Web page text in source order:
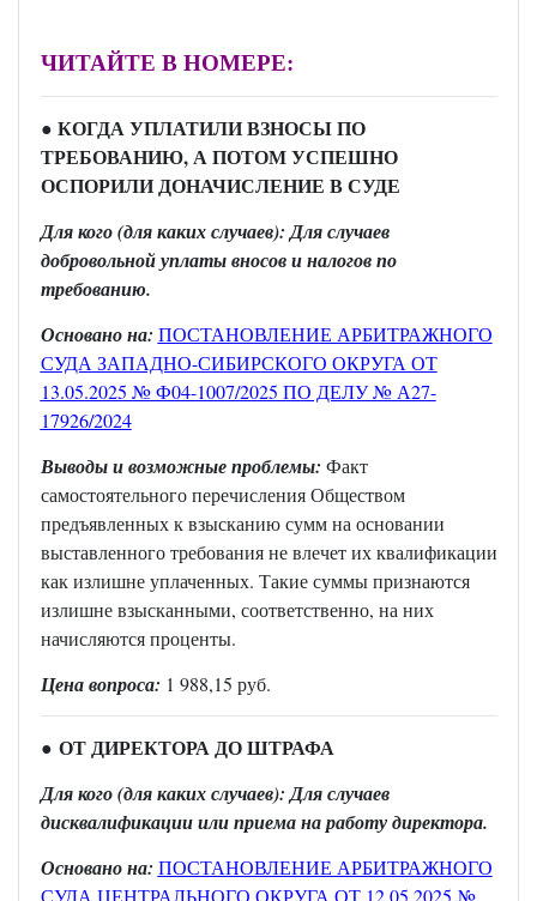
ЧИТАЙТЕ В НОМЕРЕ:
● КОГДА УПЛАТИЛИ ВЗНОСЫ ПО
ТРЕБОВАНИЮ, А ПОТОМ УСПЕШНО
ОСПОРИЛИ ДОНАЧИСЛЕНИЕ В СУДЕ
Для кого (для каких случаев): Для случаев
добровольной уплаты вносов и налогов по
требованию.
Основано на: ПОСТАНОВЛЕНИЕ АРБИТРАЖНОГО
СУДА ЗАПАДНО-СИБИРСКОГО ОКРУГА ОТ
13.05.2025 № Ф04-1007/2025 ПО ДЕЛУ № А27-
17926/2024
Выводы и возможные проблемы: Факт
самостоятельного перечисления Обществом
предъявленных к взысканию сумм на основании
выставленного требования не влечет их квалификации
как излишне уплаченных. Такие суммы признаются
излишне взысканными, соответственно, на них
начисляются проценты.
Цена вопроса: 1 988,15 руб.
● ОТ ДИРЕКТОРА ДО ШТРАФА
Для кого (для каких случаев): Для случаев
дисквалификации или приема на работу директора.
Основано на: ПОСТАНОВЛЕНИЕ АРБИТРАЖНОГО
СУДА ЦЕНТРАЛЬНОГО ОКРУГА ОТ 12.05.2025 №